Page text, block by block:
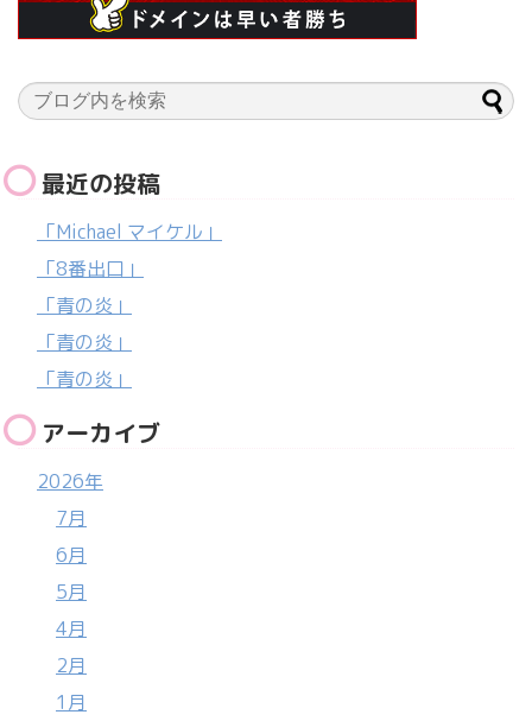
最近の投稿
「Michael マイケル」
「8番出口」
「青の炎」
「青の炎」
「青の炎」
アーカイブ
2026年
7月
6月
5月
4月
2月
1月